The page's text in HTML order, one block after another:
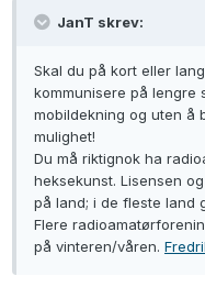
JanT skrev:
Skal du på kort eller
kommunisere på lengre
mobildekning og uten å
mulighet!
Du må riktignok ha
heksekunst. Lisensen
på land; i de fleste land
Flere
på vinteren/våren.